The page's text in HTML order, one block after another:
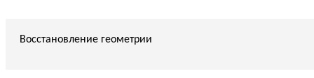
Восстановление геометрии